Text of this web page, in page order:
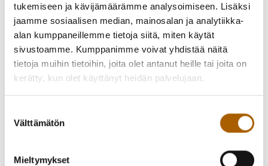
tukemiseen ja kävijämäärämme analysoimiseen. Lisäksi
jaamme sosiaalisen median, mainosalan ja analytiikka-
alan kumppaneillemme tietoja siitä, miten käytät
sivustoamme. Kumppanimme voivat yhdistää näitä
tietoja muihin tietoihin, joita olet antanut heille tai joita on
kerätty, kun olet käyttänyt heidän palvelujaan.
valinta
Välttämätön
Mieltymykset